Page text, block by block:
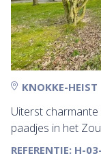
KNOKKE-HEIST
Uiterst charmante
paadjes in het
REFERENTIE: H-